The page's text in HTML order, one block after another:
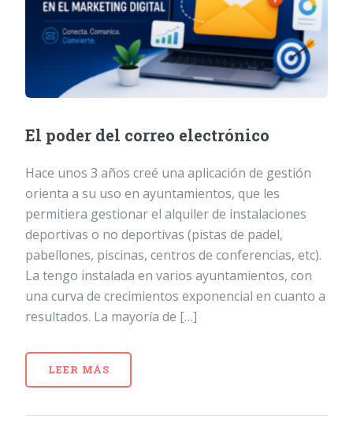
El poder del correo electrónico
Hace unos 3 años creé una aplicación de gestión
orienta a su uso en ayuntamientos, que les
permitiera gestionar el alquiler de instalaciones
deportivas o no deportivas (pistas de padel,
pabellones, piscinas, centros de conferencias, etc).
La tengo instalada en varios ayuntamientos, con
una curva de crecimientos exponencial en cuanto a
resultados. La mayoría de […]
LEER MÁS